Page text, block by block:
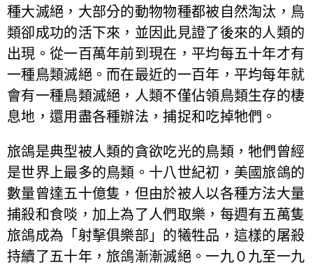
種大滅絕，大部分的動物物種都被自然淘汰，鳥
類卻成功的活下來，並因此見證了後來的人類的
出現。從一百萬年前到現在，平均每五十年才有
一種鳥類滅絕。而在最近的一百年，平均每年就
會有一種鳥類滅絕，人類不僅佔領鳥類生存的棲
息地，還用盡各種辦法，捕捉和吃掉牠們。
旅鴿是典型被人類的貪欲吃光的鳥類，牠們曾經
是世界上最多的鳥類。十八世紀初，美國旅鴿的
數量曾達五十億隻，但由於被人以各種方法大量
捕殺和食啖，加上為了人們取樂，每週有五萬隻
旅鴿成為「射擊俱樂部」的犧牲品，這樣的屠殺
持續了五十年，旅鴿漸漸滅絕。一九０九至一九